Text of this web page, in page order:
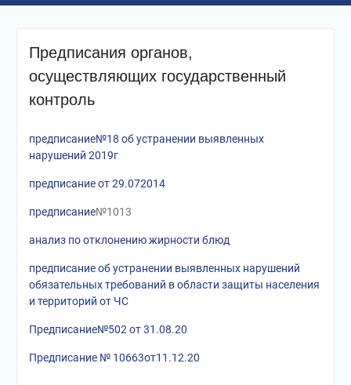
Предписания органов,
осуществляющих государственный
контроль
предписание№18 об устранении выявленных
нарушений 2019г
предписание от 29.072014
предписание№1013
анализ по отклонению жирности блюд
предписание об устранении выявленных нарушений
обязательных требований в области защиты населения
и территорий от ЧС
Предписание№502 от 31.08.20
Предписание № 10663от11.12.20